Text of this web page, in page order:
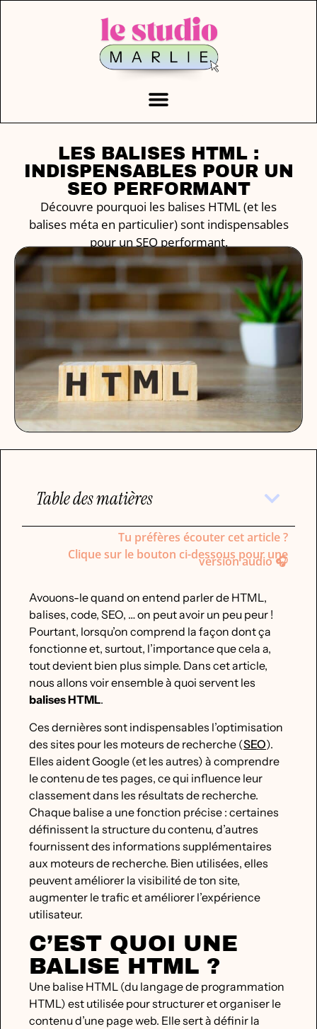
LES BALISES HTML :
INDISPENSABLES POUR UN
SEO PERFORMANT
Découvre pourquoi les balises HTML (et les
balises méta en particulier) sont indispensables
pour un SEO performant.
Table des matières
Tu préfères écouter cet article ?
Clique sur le bouton ci-dessous pour une
version audio 🎧
Avouons-le quand on entend parler de HTML,
balises, code, SEO, … on peut avoir un peu peur !
Pourtant, lorsqu’on comprend la façon dont ça
fonctionne et, surtout, l’importance que cela a,
tout devient bien plus simple. Dans cet article,
nous allons voir ensemble à quoi servent les
balises HTML.
Ces dernières sont indispensables l’optimisation
des sites pour les moteurs de recherche (SEO).
Elles aident Google (et les autres) à comprendre
le contenu de tes pages, ce qui influence leur
classement dans les résultats de recherche.
Chaque balise a une fonction précise : certaines
définissent la structure du contenu, d’autres
fournissent des informations supplémentaires
aux moteurs de recherche. Bien utilisées, elles
peuvent améliorer la visibilité de ton site,
augmenter le trafic et améliorer l’expérience
utilisateur.
C’EST QUOI UNE
BALISE HTML ?
Une balise HTML (du langage de programmation
HTML) est utilisée pour structurer et organiser le
contenu d’une page web. Elle sert à définir la